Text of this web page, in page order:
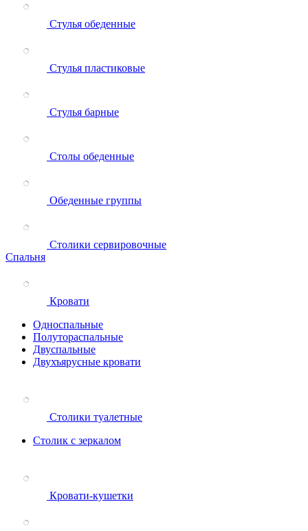
Стулья обеденные
Стулья пластиковые
Стулья барные
Столы обеденные
Обеденные группы
Столики сервировочные
Спальня
Кровати
Односпальные
Полутораспальные
Двуспальные
Двухъярусные кровати
Столики туалетные
Столик с зеркалом
Кровати-кушетки